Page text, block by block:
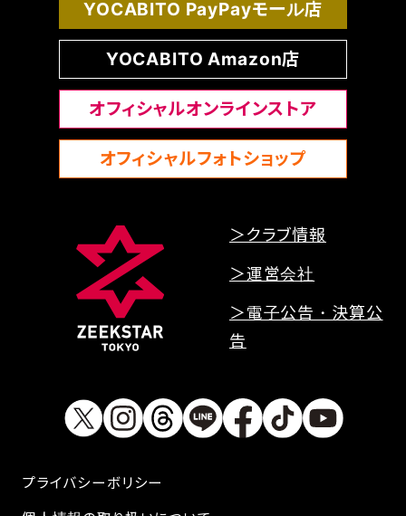
お問い合わせ
CSRのご依頼
スクール体験・入会希望
FAQ
YOCABITO PayPayモール店
YOCABITO Amazon店
オフィシャルオンラインストア
オフィシャルフォトショップ
＞クラブ情報
＞運営会社
＞電子公告・決算公
告
プライバシーボリシー